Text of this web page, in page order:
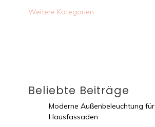
Weitere Kategorien
Beliebte Beiträge
Moderne Außenbeleuchtung für
Hausfassaden